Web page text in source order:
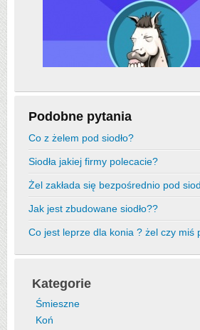
Podobne pytania
Co z żelem pod siodło?
Siodła jakiej firmy polecacie?
Żel zakłada się bezpośrednio pod
Jak jest zbudowane siodło??
Co jest leprze dla konia ? żel czy miś
Kategorie
Śmieszne
Koń